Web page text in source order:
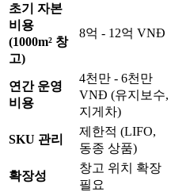
초기 자본
비용
(1000m² 창
고)
8억 - 12억 VNĐ
연간 운영
비용
4천만 - 6천만
VNĐ (유지보수,
지게차)
SKU 관리
제한적 (LIFO,
동종 상품)
확장성
창고 위치 확장
필요